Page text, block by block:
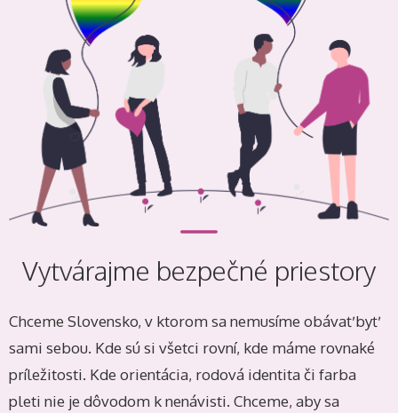
Vytvárajme bezpečné priestory
Chceme Slovensko, v ktorom sa nemusíme obávať byť
sami sebou. Kde sú si všetci rovní, kde máme rovnaké
príležitosti. Kde orientácia, rodová identita či farba
pleti nie je dôvodom k nenávisti. Chceme, aby sa